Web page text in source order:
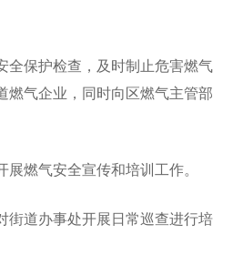
保护检查，及时制止危害燃气
燃气企业，同时向区燃气主管部
燃气安全宣传和培训工作。
道办事处开展日常巡查进行培